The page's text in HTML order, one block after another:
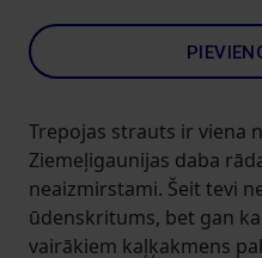
Trepojas strauts ir viena
Ziemeļigaunijas daba
neaizmirstami. Šeit tevi
ūdenskritums, bet gan
vairākiem kaļķakmens